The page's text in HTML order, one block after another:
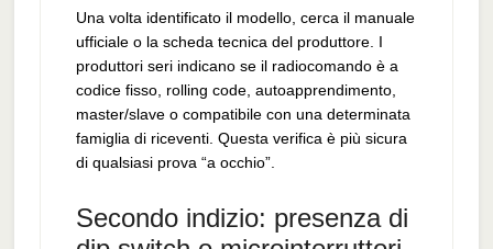
Una volta identificato il modello, cerca il manuale
ufficiale o la scheda tecnica del produttore. I
produttori seri indicano se il radiocomando è a
codice fisso, rolling code, autoapprendimento,
master/slave o compatibile con una determinata
famiglia di riceventi. Questa verifica è più sicura
di qualsiasi prova “a occhio”.
Secondo indizio: presenza di